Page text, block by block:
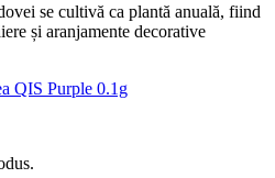
se cultivă ca plantă anuală, fiind
și aranjamente decorative
QIS Purple 0.1g